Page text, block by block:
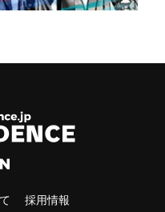
採用情報